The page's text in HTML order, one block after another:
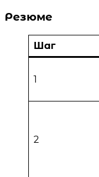
Резюме
Шаг
1
2